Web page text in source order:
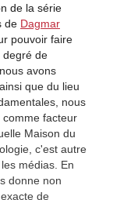
de la série
de Dagmar
pouvoir faire
degré de
avons
que du lieu
nous
comme facteur
Maison du
c'est autre
médias. En
donne non
de